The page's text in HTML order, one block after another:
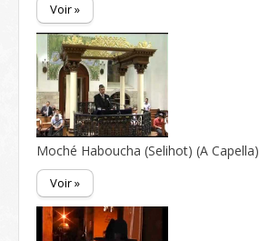
Voir »
Moché Haboucha (Selihot) (A Capella)
Voir »